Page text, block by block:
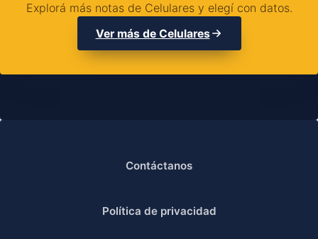
Explorá más notas de Celulares y elegí con datos.
Ver más de Celulares
Contáctanos
Política de privacidad